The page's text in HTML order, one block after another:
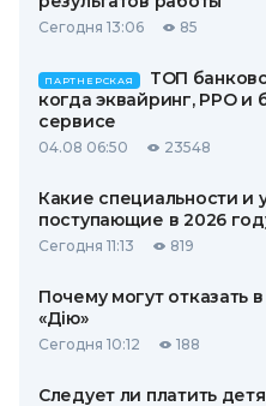
Сегодня 13:06 85
ПАРТНЕРСКАЯ
ТОП
когда эквайринг, РРО и
сервисе
04.08 06:50 23548
Какие специальности и
поступающие в 2026
Сегодня 11:13 819
Почему могут отказать
«Дію»
Сегодня 10:12 188
Следует ли платить